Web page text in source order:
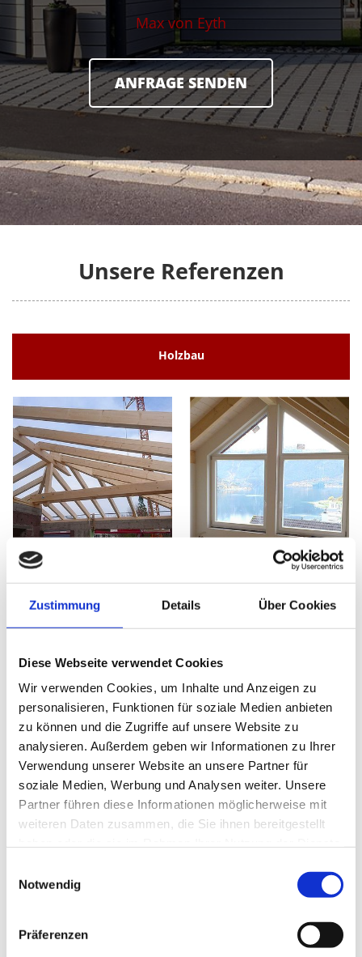
Zustimmung Details Über Cookies
Diese Webseite verwendet Cookies
Wir verwenden Cookies, um Inhalte und Anzeigen zu
personalisieren, Funktionen für soziale Medien anbieten
zu können und die Zugriffe auf unsere Website zu
analysieren. Außerdem geben wir Informationen zu Ihrer
Verwendung unserer Website an unsere Partner für
soziale Medien, Werbung und Analysen weiter. Unsere
Partner führen diese Informationen möglicherweise mit
weiteren Daten zusammen, die Sie ihnen bereitgestellt
Notwendig
Präferenzen
Max von Eyth
ANFRAGE SENDEN
Unsere Referenzen
Holzbau